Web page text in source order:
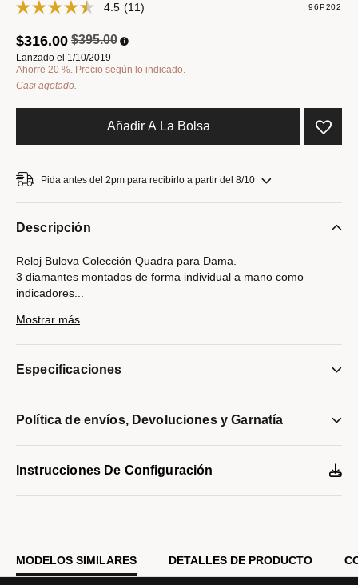
4.5 (11) 96P202
Precio reducido de
$395.00a
$316.00
Lanzado el 1/10/2019
Ahorre 20 %. Precio según lo indicado.
Casi agotado.
Añadir A La Bolsa
Pida antes del 2pm para recibirlo a partir del 8/10
Descripción
Reloj Bulova Colección Quadra para Dama.
3 diamantes montados de forma individual a mano como
indicadores
Movimiento de cuarzo de 3 manecillas.
Carátula Negra,indicadores ymanecillas en plateado, cristal
Mostrar más
Especificaciones
Política de envíos, Devoluciones y Garnatía
Instrucciones De Configuración
MODELOS SIMILARES DETALLES DE PRODUCTO